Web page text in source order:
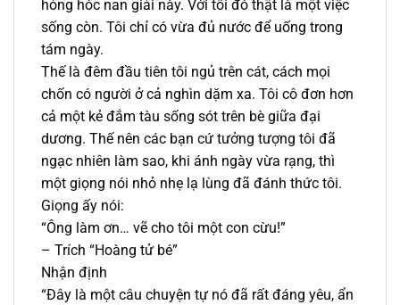
hỏng hóc nan giải này. Với tôi đó thật là một việc
sống còn. Tôi chỉ có vừa đủ nước để uống trong
tám ngày.
Thế là đêm đầu tiên tôi ngủ trên cát, cách mọi
chốn có người ở cả nghìn dặm xa. Tôi cô đơn hơn
cả một kẻ đắm tàu sống sót trên bè giữa đại
dương. Thế nên các bạn cứ tưởng tượng tôi đã
ngạc nhiên làm sao, khi ánh ngày vừa rạng, thì
một giọng nói nhỏ nhẹ lạ lùng đã đánh thức tôi.
Giọng ấy nói:
“Ông làm ơn… vẽ cho tôi một con cừu!”
– Trích “Hoàng tử bé”
Nhận định
“Đây là một câu chuyện tự nó đã rất đáng yêu, ẩn